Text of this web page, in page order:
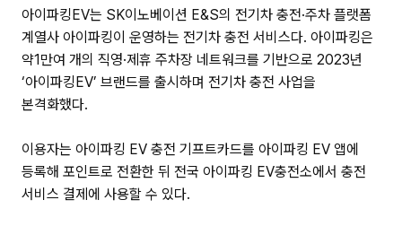
아이파킹EV는 SK이노베이션 E&S의 전기차 충전·주차 플랫폼
계열사 아이파킹이 운영하는 전기차 충전 서비스다. 아이파킹은
약1만여 개의 직영·제휴 주차장 네트워크를 기반으로 2023년
‘아이파킹EV’ 브랜드를 출시하며 전기차 충전 사업을
본격화했다.
이용자는 아이파킹 EV 충전 기프트카드를 아이파킹 EV 앱에
등록해 포인트로 전환한 뒤 전국 아이파킹 EV충전소에서 충전
서비스 결제에 사용할 수 있다.